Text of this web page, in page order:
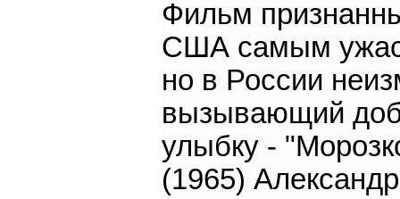
Фильм
США самым
но в России
вызывающий
улыбку -
(1965)